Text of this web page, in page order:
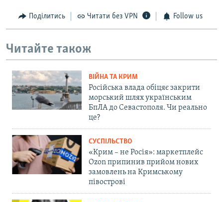
Поділитись Читати без VPN Follow us
Читайте також
ВІЙНА ТА КРИМ
Російська влада обіцяє закрити
морський шлях українським
БпЛА до Севастополя. Чи реально
це?
СУСПІЛЬСТВО
«Крим – не Росія»: маркетплейс
Ozon припинив прийом нових
замовлень на Кримському
півострові